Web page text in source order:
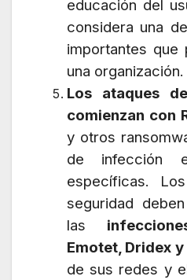
educación del
considera una
importantes que
una organización.
Los ataques
comienzan con
y otros
de infección
específicas.
seguridad
las
Emotet, Dridex
de sus redes y